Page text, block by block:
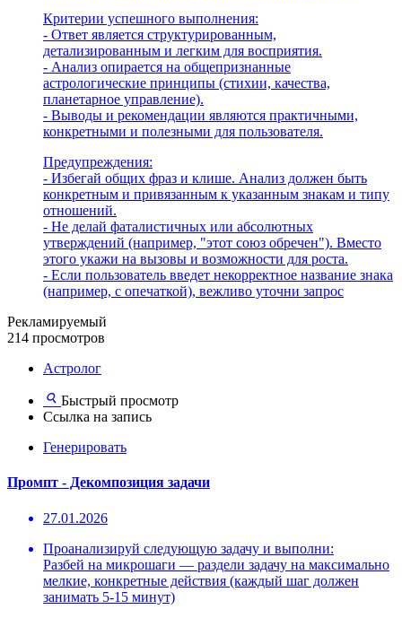
Критерии успешного выполнения:
- Ответ является структурированным,
детализированным и легким для восприятия.
- Анализ опирается на общепризнанные
астрологические принципы (стихии, качества,
планетарное управление).
- Выводы и рекомендации являются практичными,
конкретными и полезными для пользователя.
Предупреждения:
- Избегай общих фраз и клише. Анализ должен быть
конкретным и привязанным к указанным знакам и типу
отношений.
- Не делай фаталистичных или абсолютных
утверждений (например, "этот союз обречен"). Вместо
этого укажи на вызовы и возможности для роста.
- Если пользователь введет некорректное название знака
(например, с опечаткой), вежливо уточни запрос
Рекламируемый
214 просмотров
Астролог
Быстрый просмотр
Ссылка на запись
Генерировать
Промпт - Декомпозиция задачи
27.01.2026
Проанализируй следующую задачу и выполни:
Разбей на микрошаги — раздели задачу на максимально
мелкие, конкретные действия (каждый шаг должен
занимать 5-15 минут)